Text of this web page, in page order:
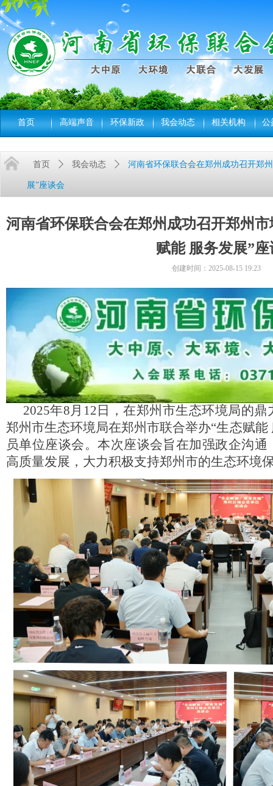
首页 高端声音 环保新政 我会动态 相关机构 公
河南省环保联合会在郑州成功召开郑州
赋能 服务发展”座
2025年8 月 12日，在郑州市生态环境局的鼎
郑州市生态环境局在郑州市联合举办“生态赋能
员单位座谈会。本次座谈会旨在加强政企沟通
高质量发展，大力积极支持郑州市的生态环境
首页 ꄲ 我会动态 ꄲ 河南省环保联合会在郑州成功召开郑
展”座谈会
创建时间： 2025-08-15 19:23